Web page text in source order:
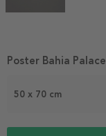
Item
50 x 70 cm
Poster Bahia Palace